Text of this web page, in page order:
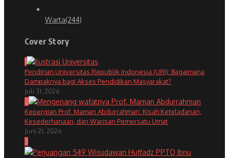
Warta(244)
Cover Story
1
Pendirian Universitas Republik Indonesia (URI): Bagaimana
Dampaknya bagi Akses Pendidikan Masyarakat?
Juli 31, 2026
2
Kepergian Prof. Maman Abdurrahman: Kisah Keteladanan,
Kesederhanaan, dan Warisan Pemersatu Umat
Juni 21, 2026
3